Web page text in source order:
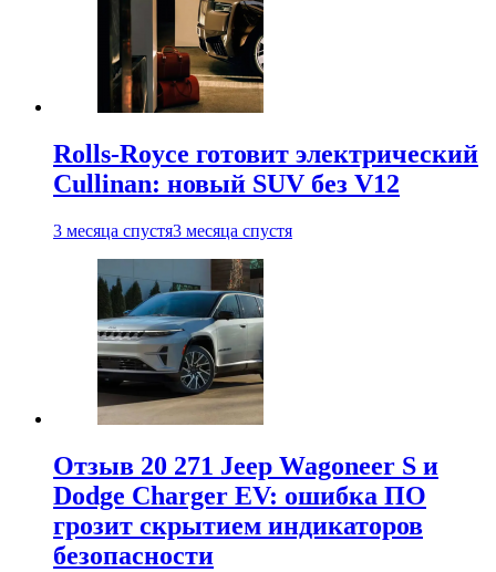
Rolls-Royce готовит электрический
Cullinan: новый SUV без V12
3 месяца спустя3 месяца спустя
Отзыв 20 271 Jeep Wagoneer S и
Dodge Charger EV: ошибка ПО
грозит скрытием индикаторов
безопасности